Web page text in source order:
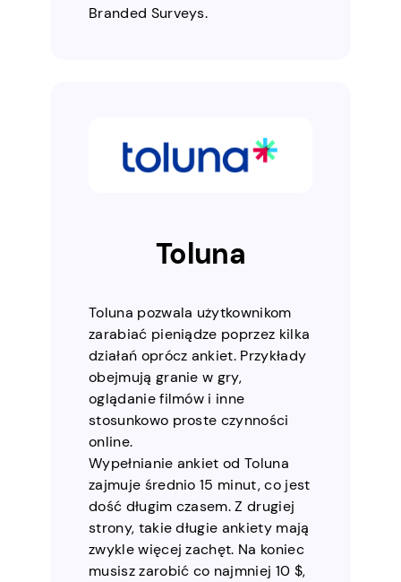
Branded Surveys.
Toluna
Toluna pozwala użytkownikom
zarabiać pieniądze poprzez kilka
działań oprócz ankiet. Przykłady
obejmują granie w gry,
oglądanie filmów i inne
stosunkowo proste czynności
online.
Wypełnianie ankiet od Toluna
zajmuje średnio 15 minut, co jest
dość długim czasem. Z drugiej
strony, takie długie ankiety mają
zwykle więcej zachęt. Na koniec
musisz zarobić co najmniej 10 $,